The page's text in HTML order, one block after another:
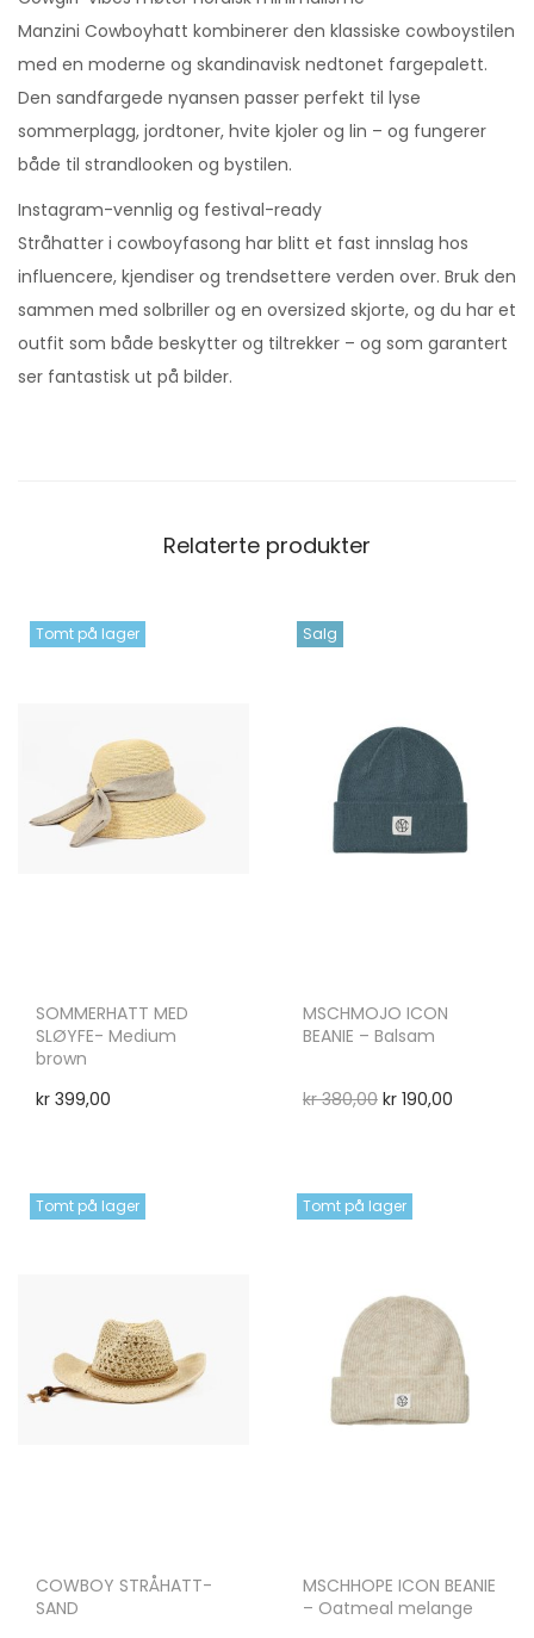
Manzini Cowboyhatt kombinerer den klassiske cowboystilen
med en moderne og skandinavisk nedtonet fargepalett.
Den sandfargede nyansen passer perfekt til lyse
sommerplagg, jordtoner, hvite kjoler og lin – og fungerer
både til strandlooken og bystilen.
Instagram-vennlig og festival-ready
Stråhatter i cowboyfasong har blitt et fast innslag hos
influencere, kjendiser og trendsettere verden over. Bruk den
sammen med solbriller og en oversized skjorte, og du har et
outfit som både beskytter og tiltrekker – og som garantert
ser fantastisk ut på bilder.
Relaterte produkter
Tomt på lager
SOMMERHATT MED
SLØYFE- Medium
brown
kr 399,00
Salg
MSCHMOJO ICON
BEANIE – Balsam
kr380,00 kr190,00
Tomt på lager
COWBOY STRÅHATT-
SAND
Tomt på lager
MSCHHOPE ICON BEANIE
– Oatmeal melange